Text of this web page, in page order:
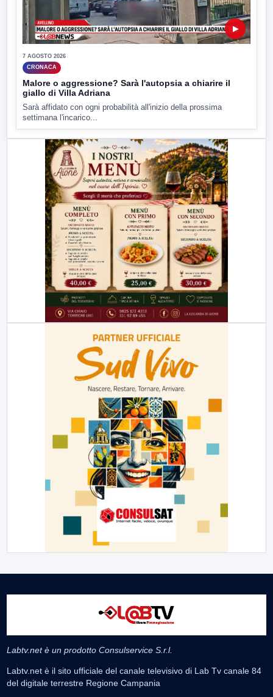
▶
7 AGOSTO 2026
CRONACA
Malore o aggressione? Sarà l'autopsia a chiarire il
giallo di Villa Adriana
Sarà affidato con ogni probabilità all'inizio della prossima
settimana l'incarico...
Labtv.net è un prodotto Consulservice S.r.l.
Labtv.net è il sito ufficiale del canale televisivo di Lab Tv canale 84
del digitale terrestre Regione Campania